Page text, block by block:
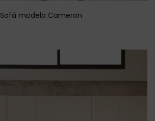
Sofá modelo Cameron